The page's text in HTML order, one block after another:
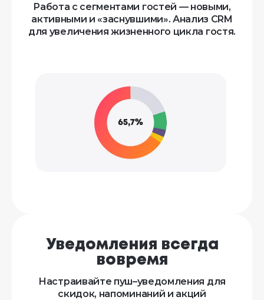
Работа с сегментами гостей — новыми,
активными и «заснувшими». Анализ CRM
для увеличения жизненного цикла гостя.
Уведомления всегда
вовремя
Настраивайте пуш–уведомления для
скидок, напоминаний и акций